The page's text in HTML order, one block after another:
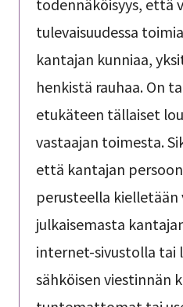
tulevaisuudessa
kantajan kunniaa,
henkistä rauhaa. On
etukäteen tällaiset
vastaajan toimesta.
että kantajan
perusteella kielletään
julkaisemasta
internet-sivustolla tai
sähköisen viestinnän